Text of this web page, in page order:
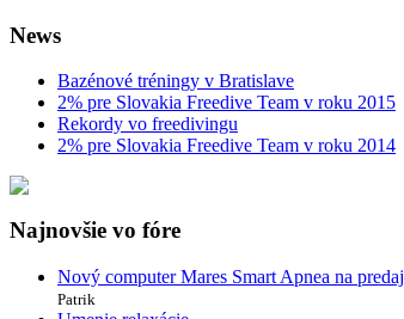
News
Bazénové tréningy v Bratislave
2% pre Slovakia Freedive Team v roku 2015
Rekordy vo freedivingu
2% pre Slovakia Freedive Team v roku 2014
Najnovšie vo fóre
Nový computer Mares Smart Apnea na predaj
Patrik